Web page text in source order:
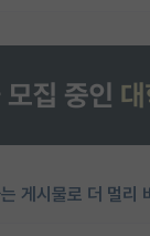
게시물로 더 멀리